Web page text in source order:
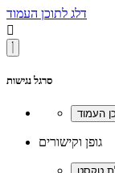
דלג לתוכן העמוד

סרגל נגישות
גופן וקישורים